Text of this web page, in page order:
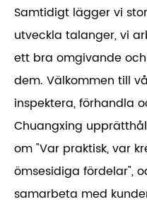
Samtidigt lägger vi
utveckla talanger, vi
ett bra omgivande
dem. Välkommen till
inspektera, förhandla
Chuangxing
om "Var praktisk, var
ömsesidiga fördelar",
samarbeta med